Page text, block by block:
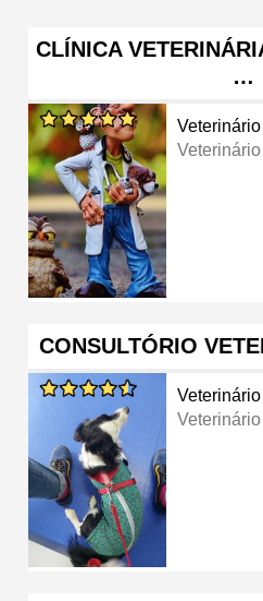
CLÍNICA
…
Veterinário
Veterinário
CONSULTÓRIO
Veterinário
Veterinário